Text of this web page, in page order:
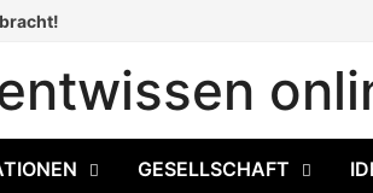
GESELLSCHAFT